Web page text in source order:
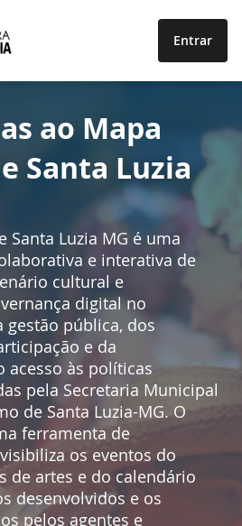
Entrar
ao Mapa
Santa Luzia
Santa Luzia MG é uma
e interativa de
cultural e
digital no
pública, dos
e da
acesso às políticas
pela Secretaria Municipal
de Santa Luzia-MG. O
ferramenta de
os eventos do
de artes e do calendário
desenvolvidos e os
pelos agentes e